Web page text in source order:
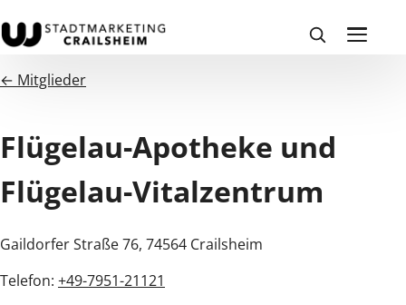
← Mitglieder
Flügelau-Apotheke und
Flügelau-Vitalzentrum
Gaildorfer Straße 76, 74564 Crailsheim
Telefon: +49-7951-21121